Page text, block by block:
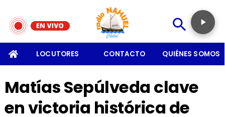
LOCUTORES CONTACTO QUIÉNES SOMOS
Matías Sepúlveda clave
en victoria histórica de